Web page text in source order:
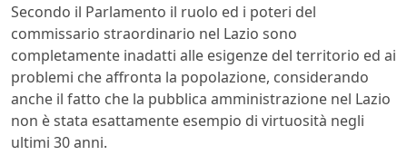
Secondo il Parlamento il ruolo ed i poteri del
commissario straordinario nel Lazio sono
completamente inadatti alle esigenze del territorio ed ai
problemi che affronta la popolazione, considerando
anche il fatto che la pubblica amministrazione nel Lazio
non è stata esattamente esempio di virtuosità negli
ultimi 30 anni.